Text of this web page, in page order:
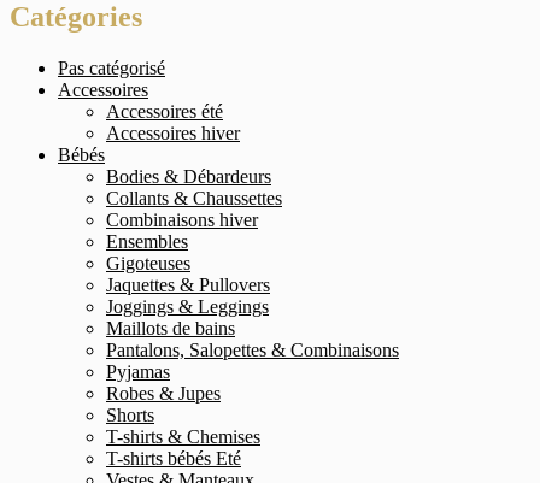
Catégories
Pas catégorisé
Accessoires
Accessoires été
Accessoires hiver
Bébés
Bodies & Débardeurs
Collants & Chaussettes
Combinaisons hiver
Ensembles
Gigoteuses
Jaquettes & Pullovers
Joggings & Leggings
Maillots de bains
Pantalons, Salopettes & Combinaisons
Pyjamas
Robes & Jupes
Shorts
T-shirts & Chemises
T-shirts bébés Eté